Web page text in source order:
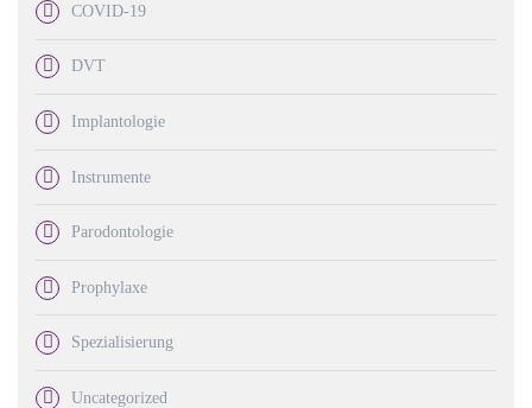
COVID-19
DVT
Implantologie
Instrumente
Parodontologie
Prophylaxe
Spezialisierung
Uncategorized